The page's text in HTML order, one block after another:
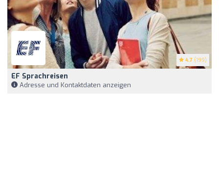
4.7 (199)
EF Sprachreisen
Adresse und Kontaktdaten anzeigen